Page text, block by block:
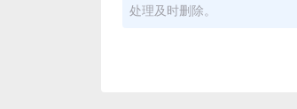
处理及时删除。